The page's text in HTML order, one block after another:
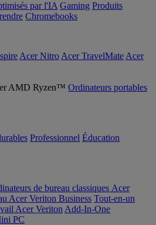
par l'IA Gaming Produits
Chromebooks
Acer Nitro Acer TravelMate Acer
Ordinateurs portables
Professionnel Éducation
de bureau classiques Acer
Acer Veriton Business Tout-en-un
Acer Veriton Add-In-One
PC